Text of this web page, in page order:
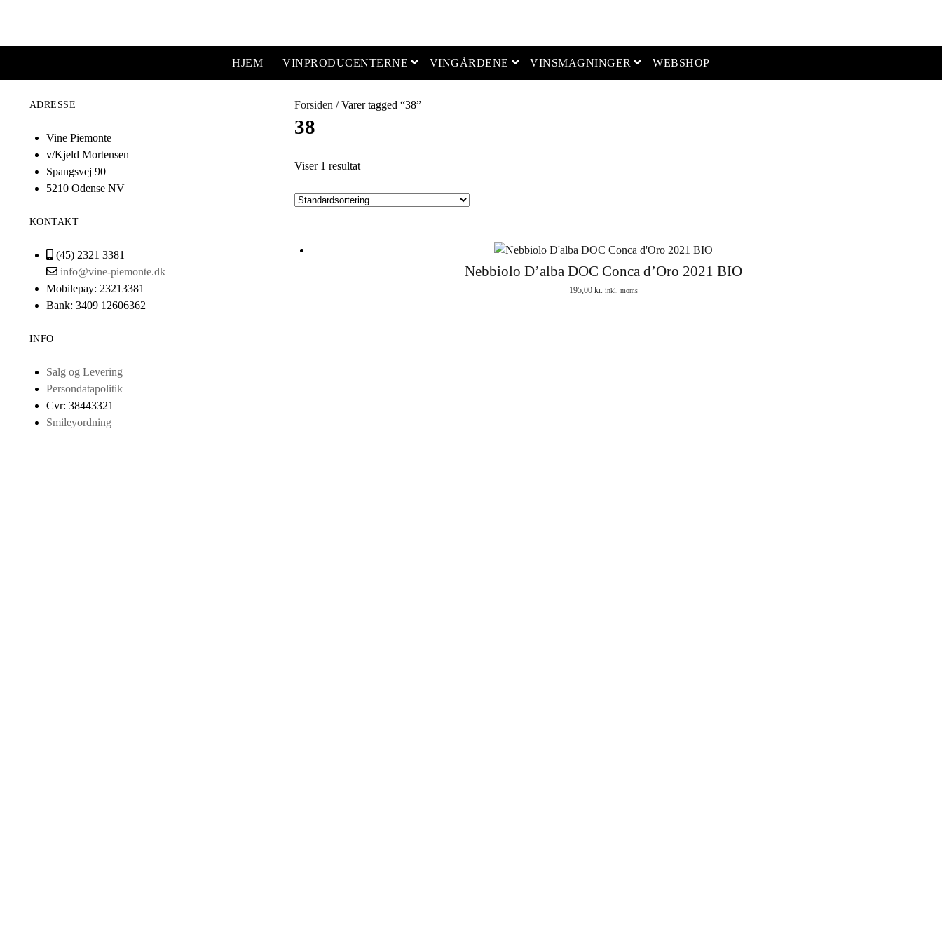
HJEM VINPRODUCENTERNE open menu
VINGÅRDENE open menu
VINSMAGNINGER open menu
WEBSHOP
Forsiden / Varer tagged “38”
38
Viser 1 resultat
Nebbiolo D’alba DOC Conca d’Oro 2021 BIO
195,00 kr. inkl. moms
ADRESSE
Vine Piemonte
v/Kjeld Mortensen
Spangsvej 90
5210 Odense NV
KONTAKT
(45) 2321 3381
info@vine-piemonte.dk
Mobilepay: 23213381
Bank: 3409 12606362
INFO
Salg og Levering
Persondatapolitik
Cvr: 38443321
Smileyordning